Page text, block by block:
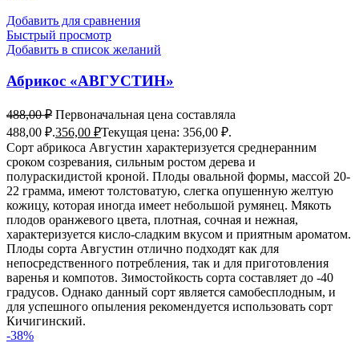
Добавить для сравнения
Быстрый просмотр
Добавить в список желаний
Абрикос «АВГУСТИН»
488,00₽ Первоначальная цена составляла
488,00 ₽.356,00 ₽Текущая цена: 356,00 ₽.
Сорт абрикоса Августин характеризуется среднеранним
сроком созревания, сильным ростом дерева и
полураскидистой кроной. Плоды овальной формы, массой 20-
22 грамма, имеют толстоватую, слегка опушенную желтую
кожицу, которая иногда имеет небольшой румянец. Мякоть
плодов оранжевого цвета, плотная, сочная и нежная,
характеризуется кисло-сладким вкусом и приятным ароматом.
Плоды сорта Августин отлично подходят как для
непосредственного потребления, так и для приготовления
варенья и компотов. Зимостойкость сорта составляет до -40
градусов. Однако данный сорт является самобесплодным, и
для успешного опыления рекомендуется использовать сорт
Кичигинский.
-38%